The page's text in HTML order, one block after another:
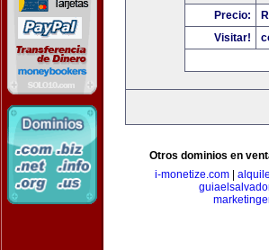
Precio:
Visitar!
Otros dominios en
i-monetize.com